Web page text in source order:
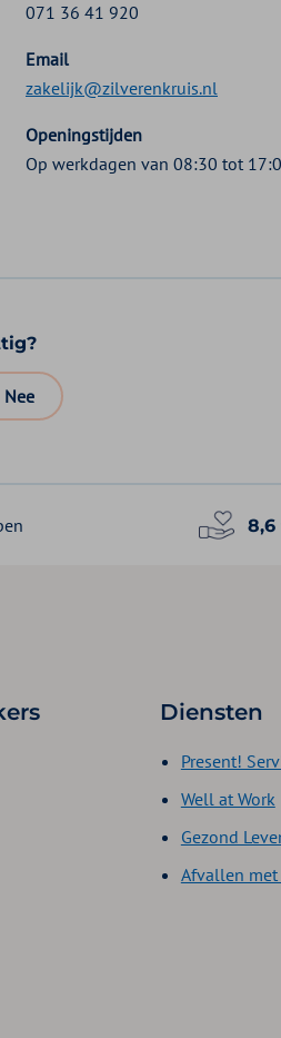
071 36 41 920
Email
zakelijk@zilverenkruis.nl
Openingstijden
Op werkdagen van 08:30 tot
Nee
8,6
Diensten
Present!
Well at Work
Gezond
Afvallen met